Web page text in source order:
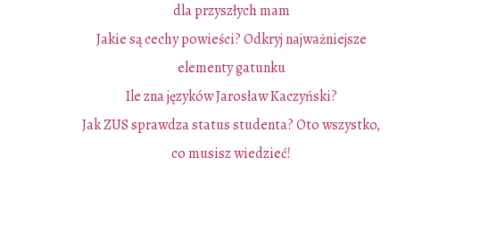
dla przyszłych mam
Jakie są cechy powieści? Odkryj najważniejsze
elementy gatunku
Ile zna języków Jarosław Kaczyński?
Jak ZUS sprawdza status studenta? Oto wszystko,
co musisz wiedzieć!